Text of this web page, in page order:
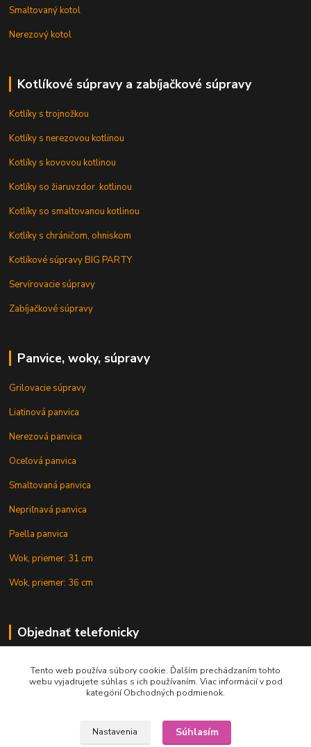
Smaltovaný kotol
Nerezový kotol
Kotlíkové súpravy a zabíjačkové súpravy
Kotlíky s trojnožkou
Kotlíky s nerezovou kotlinou
Kotlíky s kovovou kotlinou
Kotlíky so žiaruvzdor. kotlinou
Kotlíky so smaltovanou kotlinou
Kotlíky s chráničom, ohniskom
Kotlíkové súpravy BIG PARTY
Servírovacie súpravy
Zabíjačkové súpravy
Panvice, woky, súpravy
Grilovacie súpravy
Liatinová panvica
Nerezová panvica
Oceľová panvica
Smaltovaná panvica
Nepriľnavá panvica
Paella panvica
Wok, priemer: 31 cm
Wok, priemer: 36 cm
Objednať telefonicky
+421 902 212 007
Tento web používa súbory cookie. Ďalším prechádzaním tohto
webu vyjadrujete súhlas s ich používaním. Viac informácií v pod
kategórií Obchodných podmienok.
Nastavenia Súhlasím